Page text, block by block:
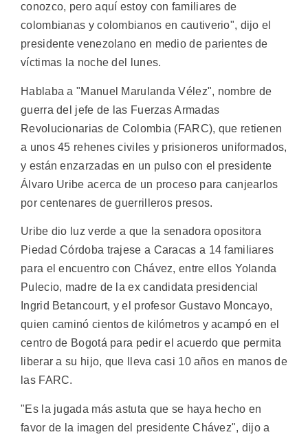
conozco, pero aquí estoy con familiares de
colombianas y colombianos en cautiverio", dijo el
presidente venezolano en medio de parientes de
víctimas la noche del lunes.
Hablaba a "Manuel Marulanda Vélez", nombre de
guerra del jefe de las Fuerzas Armadas
Revolucionarias de Colombia (FARC), que retienen
a unos 45 rehenes civiles y prisioneros uniformados,
y están enzarzadas en un pulso con el presidente
Álvaro Uribe acerca de un proceso para canjearlos
por centenares de guerrilleros presos.
Uribe dio luz verde a que la senadora opositora
Piedad Córdoba trajese a Caracas a 14 familiares
para el encuentro con Chávez, entre ellos Yolanda
Pulecio, madre de la ex candidata presidencial
Ingrid Betancourt, y el profesor Gustavo Moncayo,
quien caminó cientos de kilómetros y acampó en el
centro de Bogotá para pedir el acuerdo que permita
liberar a su hijo, que lleva casi 10 años en manos de
las FARC.
"Es la jugada más astuta que se haya hecho en
favor de la imagen del presidente Chávez", dijo a